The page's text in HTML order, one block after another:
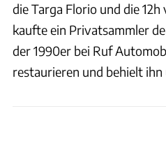
die Targa Florio und die
kaufte ein Privatsammler
der 1990er bei Ruf
restaurieren und behielt ihn